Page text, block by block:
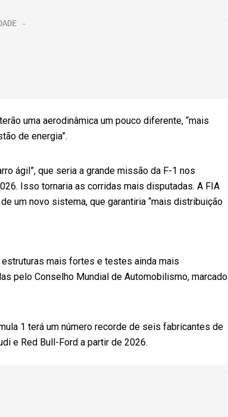
uma aerodinâmica um pouco diferente, “mais
de energia”.
ágil”, que seria a grande missão da F-1 nos
Isso tornaria as corridas mais disputadas. A FIA
um novo sistema, que garantiria “mais distribuição
mais fortes e testes ainda mais
pelo Conselho Mundial de Automobilismo, marcado
1 terá um número recorde de seis fabricantes de
e Red Bull-Ford a partir de 2026.